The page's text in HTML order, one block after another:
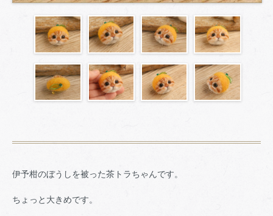
伊予柑のぼうしを被った茶トラちゃんです。
ちょっと大きめです。